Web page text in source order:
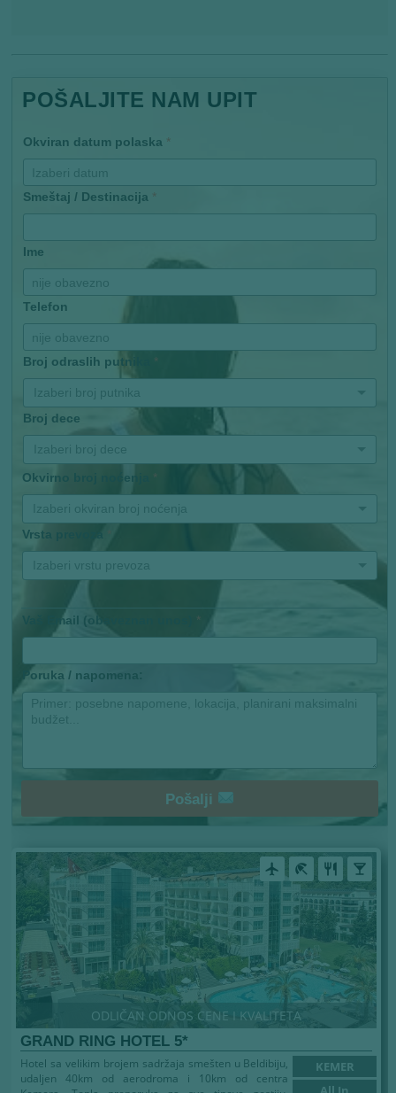
POŠALJITE NAM UPIT
Okviran datum polaska *
Smeštaj / Destinacija *
Ime
Telefon
Broj odraslih putnika *
Izaberi broj putnika
Broj dece
Izaberi broj dece
Okvirno broj noćenja *
Izaberi okviran broj noćenja
Vrsta prevoza
Izaberi vrstu prevoza
Vaš Email (obaveznan unos) *
Poruka / napomena:
Pošalji
airplanemode_active beach_access restaurant local_bar
ODLIČAN ODNOS CENE I KVALITETA
GRAND RING HOTEL 5*
KEMER
Hotel sa velikim brojem sadržaja smešten u Beldibiju,
udaljen 40km od aerodroma i 10km od centra